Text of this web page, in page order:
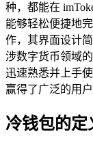
种，都能在
能够轻松便捷地
作，其界面设计
涉数字货币领域
迅速熟悉并上手
赢得了广泛的用
冷钱包的定